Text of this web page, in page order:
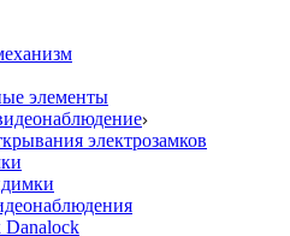
элементы
электрозамков
Danalock